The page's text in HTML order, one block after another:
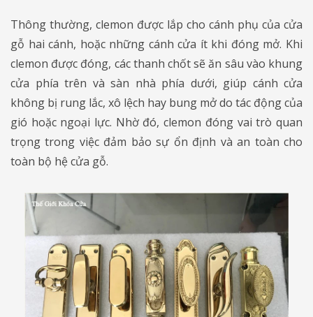
Thông thường, clemon được lắp cho cánh phụ của cửa
gỗ hai cánh, hoặc những cánh cửa ít khi đóng mở. Khi
clemon được đóng, các thanh chốt sẽ ăn sâu vào khung
cửa phía trên và sàn nhà phía dưới, giúp cánh cửa
không bị rung lắc, xô lệch hay bung mở do tác động của
gió hoặc ngoại lực. Nhờ đó, clemon đóng vai trò quan
trọng trong việc đảm bảo sự ổn định và an toàn cho
toàn bộ hệ cửa gỗ.